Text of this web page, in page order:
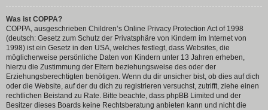
Was ist COPPA?
COPPA, ausgeschrieben Children’s Online Privacy Protection Act of 1998
(deutsch: Gesetz zum Schutz der Privatsphäre von Kindern im Internet von
1998) ist ein Gesetz in den USA, welches festlegt, dass Websites, die
möglicherweise persönliche Daten von Kindern unter 13 Jahren erheben,
hierzu die Zustimmung der Eltern beziehungsweise des oder der
Erziehungsberechtigten benötigen. Wenn du dir unsicher bist, ob dies auf dich
oder die Website, auf der du dich zu registrieren versuchst, zutrifft, ziehe einen
rechtlichen Beistand zu Rate. Bitte beachte, dass phpBB Limited und der
Besitzer dieses Boards keine Rechtsberatung anbieten kann und nicht die